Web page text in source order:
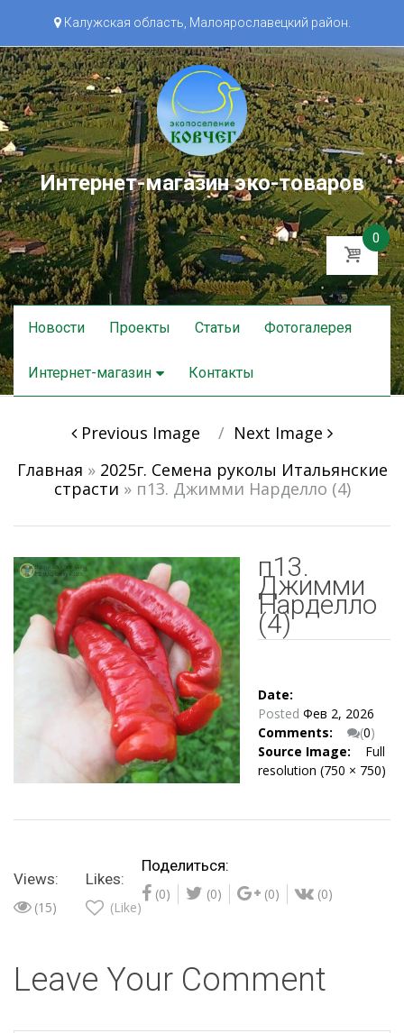
Калужская область, Малоярославецкий район.
Интернет-магазин эко-товаров
0
Skip
to
Новости Проекты Статьи Фотогалерея
Интернет-магазин Контакты
Previous Image
Next Image
Главная » 2025г. Семена руколы Итальянские
страсти » п13. Джимми Нарделло (4)
п13.
Джимми
Нарделло
(4)
Date:
Posted Фев 2, 2026
Comments:
(0)
Source Image:
Full
resolution (750 × 750)
Поделиться:
(0) (0) (0) (0)
Views:
(15)
Likes:
(Like)
Leave Your Comment